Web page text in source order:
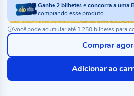
Ganhe2bilheteseconcorra a uma
comprando esse produto
Você pode acumular até 1.250 bilhetes para
Adicionar ao
Comprar